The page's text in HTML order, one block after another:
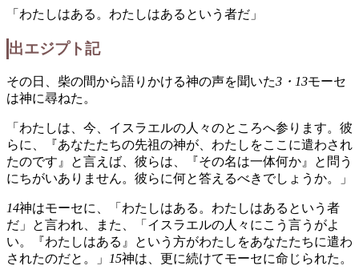
「わたしはある。わたしはあるという者だ」
出エジプト記
その日、柴の間から語りかける神の声を聞いた3・13モーセ
は神に尋ねた。
「わたしは、今、イスラエルの人々のところへ参ります。彼
らに、『あなたたちの先祖の神が、わたしをここに遣わされ
たのです』と言えば、彼らは、『その名は一体何か』と問う
にちがいありません。彼らに何と答えるべきでしょうか。」
14神はモーセに、「わたしはある。わたしはあるという者
だ」と言われ、また、「イスラエルの人々にこう言うがよ
い。『わたしはある』という方がわたしをあなたたちに遣わ
されたのだと。」
15神は、更に続けてモーセに命じられた。